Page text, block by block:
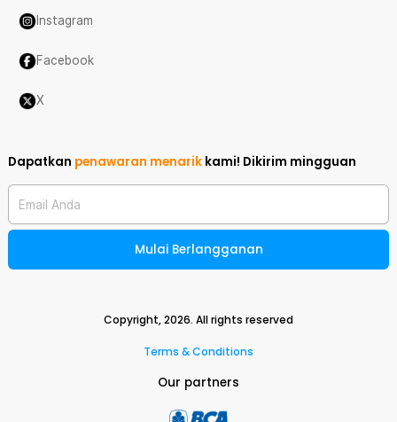
Instagram
Facebook
X
Dapatkan penawaran menarik kami! Dikirim mingguan
Email Anda
Mulai Berlangganan
Copyright,2026. All rights reserved
Terms & Conditions
Our partners